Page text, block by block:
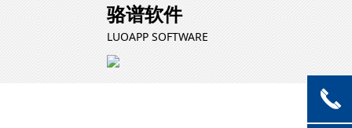
骆谱软件
LUOAPP SOFTWARE
끅